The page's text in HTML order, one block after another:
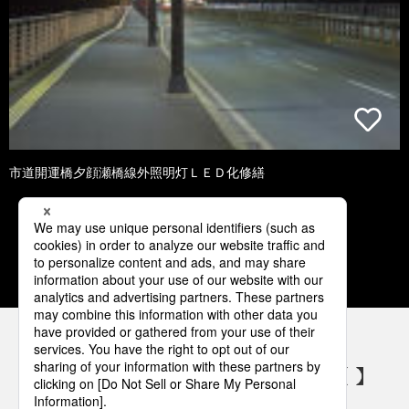
市道開運橋夕顔瀬橋線外照明灯ＬＥＤ化修繕
1 2 3 4 5
パナソニックの電気設備 SNSアカウント